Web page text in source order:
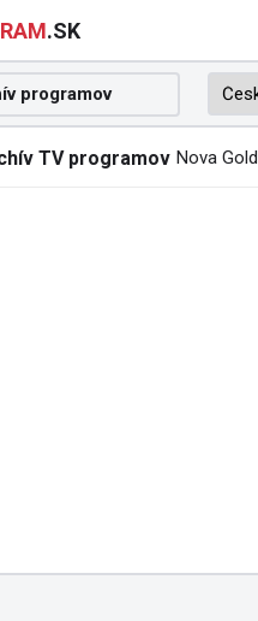
.SK
programov
TV programov Nova Gold